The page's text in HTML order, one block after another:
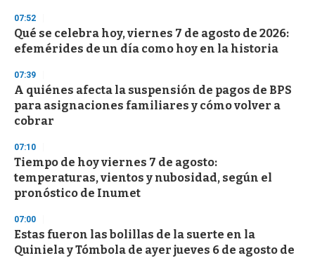
07:52
Qué se celebra hoy, viernes 7 de agosto de 2026:
efemérides de un día como hoy en la historia
07:39
A quiénes afecta la suspensión de pagos de BPS
para asignaciones familiares y cómo volver a
cobrar
07:10
Tiempo de hoy viernes 7 de agosto:
temperaturas, vientos y nubosidad, según el
pronóstico de Inumet
07:00
Estas fueron las bolillas de la suerte en la
Quiniela y Tómbola de ayer jueves 6 de agosto de